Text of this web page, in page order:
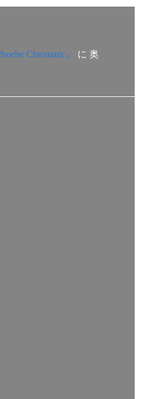
Chromatic』 に 奥